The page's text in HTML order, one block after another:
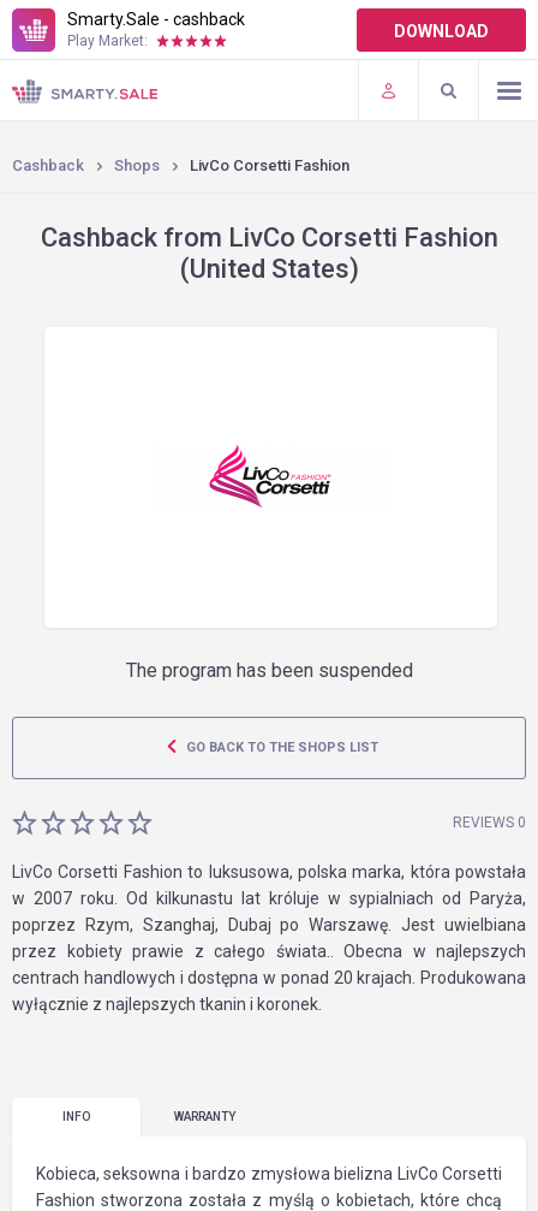
Smarty.Sale - cashback
Play Market: DOWNLOAD
TERMS OF USE
PLUGINS
Cashback Shops LivCo Corsetti Fashion
Cashback from LivCo Corsetti Fashion
(United States)
The program has been suspended
GO BACK TO THE SHOPS LIST
REVIEWS 0
LivCo Corsetti Fashion to luksusowa, polska marka, która powstała
w 2007 roku. Od kilkunastu lat króluje w sypialniach od Paryża,
poprzez Rzym, Szanghaj, Dubaj po Warszawę. Jest uwielbiana
przez kobiety prawie z całego świata.. Obecna w najlepszych
centrach handlowych i dostępna w ponad 20 krajach. Produkowana
wyłącznie z najlepszych tkanin i koronek.
INFO WARRANTY
Kobieca, seksowna i bardzo zmysłowa bielizna LivCo Corsetti
Fashion stworzona została z myślą o kobietach, które chcą